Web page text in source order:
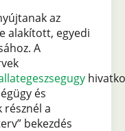
az
alakított, egyedi
A
és
résznél a
bekezdés